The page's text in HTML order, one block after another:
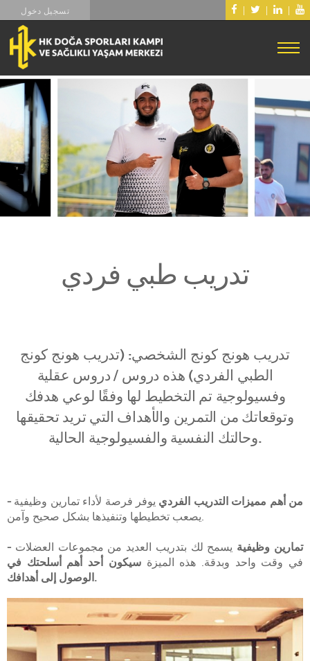
| | | تسجيل دخول
تدريب طبي فردي
تدريب هونج كونج الشخصي: (تدريب هونج كونج
الطبي الفردي) هذه دروس / دروس عقلية
وفسيولوجية تم التخطيط لها وفقًا لوعي هدفك
وتوقعاتك من التمرين والأهداف التي تريد تحقيقها
وحالتك النفسية والفسيولوجية الحالية.
- من أهم مميزات التدريب الفردي يوفر فرصة لأداء تمارين وظيفية
يصعب تخطيطها وتنفيذها بشكل صحيح وآمن.
- تمارين وظيفية يسمح لك بتدريب العديد من مجموعات العضلات
في وقت واحد وبدقة. هذه الميزة سيكون أحد أهم أسلحتك في
الوصول إلى أهدافك.